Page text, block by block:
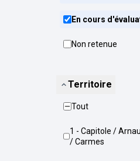
En cours
Non retenue
Territoire
Tout
1 - Capitole / Arnaud Bernard
/ Carmes